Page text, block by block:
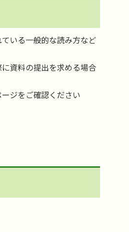
いる一般的な読み方など
資料の提出を求める場合
ジをご確認ください